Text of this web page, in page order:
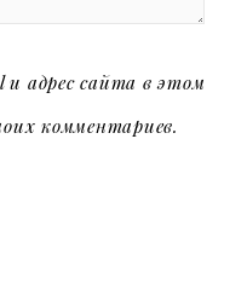
адрес сайта в этом
комментариев.